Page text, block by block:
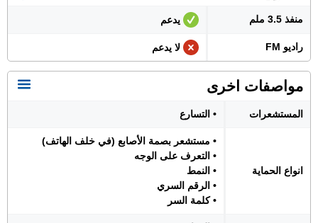
منفذ 3.5 ملم يدعم
راديو FM لا يدعم
مواصفات اخرى
المستشعرات • التسارع
انواع الحماية
• مستشعر بصمة الأصابع (في خلف الهاتف)
• التعرف على الوجه
• النمط
• الرقم السري
• كلمة السر